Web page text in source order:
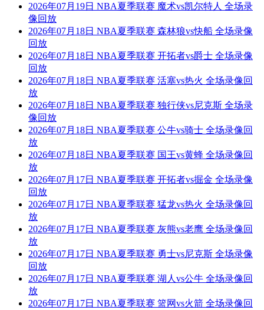
2026年07月19日 NBA夏季联赛 魔术vs凯尔特人 全场录
像回放
2026年07月18日 NBA夏季联赛 森林狼vs快船 全场录像
回放
2026年07月18日 NBA夏季联赛 开拓者vs爵士 全场录像
回放
2026年07月18日 NBA夏季联赛 活塞vs热火 全场录像回
放
2026年07月18日 NBA夏季联赛 独行侠vs尼克斯 全场录
像回放
2026年07月18日 NBA夏季联赛 公牛vs骑士 全场录像回
放
2026年07月18日 NBA夏季联赛 国王vs黄蜂 全场录像回
放
2026年07月17日 NBA夏季联赛 开拓者vs掘金 全场录像
回放
2026年07月17日 NBA夏季联赛 猛龙vs热火 全场录像回
放
2026年07月17日 NBA夏季联赛 灰熊vs老鹰 全场录像回
放
2026年07月17日 NBA夏季联赛 勇士vs尼克斯 全场录像
回放
2026年07月17日 NBA夏季联赛 湖人vs公牛 全场录像回
放
2026年07月17日 NBA夏季联赛 篮网vs火箭 全场录像回